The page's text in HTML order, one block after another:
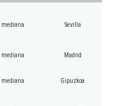
mediana Sevilla
mediana Madrid
mediana Gipuzkoa